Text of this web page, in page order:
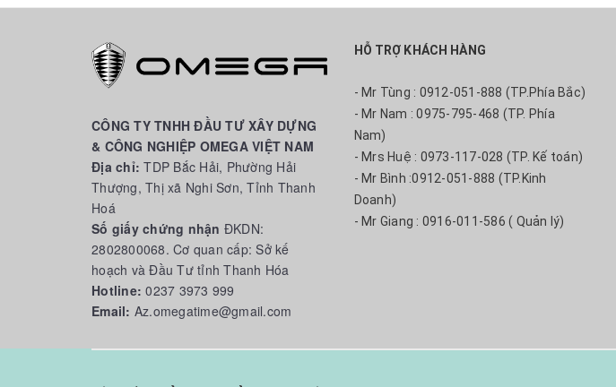
CÔNG TY TNHH ĐẦU TƯ XÂY DỰNG
& CÔNG NGHIỆP OMEGA VIỆT NAM
Địa chỉ:TDP Bắc Hải, Phường Hải
Thượng, Thị xã Nghi Sơn, Tỉnh Thanh
Hoá
Số giấy chứng nhận ĐKDN:
2802800068. Cơ quan cấp: Sở kế
hoạch và Đầu Tư tỉnh Thanh Hóa
Hotline:0237 3973 999
Email: Az.omegatime@gmail.com
HỖ TRỢ KHÁCH HÀNG
- Mr Tùng : 0912-051-888 (TP.Phía Bắc)
- Mr Nam : 0975-795-468 (TP. Phía
Nam)
- Mrs Huệ : 0973-117-028 (TP. Kế toán)
- Mr Bình :0912-051-888 (TP.Kinh
Doanh)
- Mr Giang : 0916-011-586 ( Quản lý)